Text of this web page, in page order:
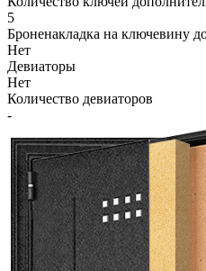
5
Броненакладка на ключевину
Нет
Девиаторы
Нет
Количество девиаторов
-